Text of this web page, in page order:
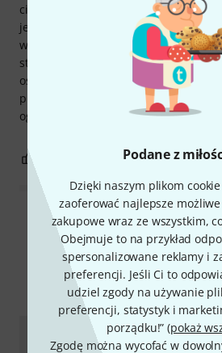
Podane z
Dzięki naszym plikom
zaoferować najlepsze
zakupowe wraz ze wszystkim,
Obejmuje to na przykład
spersonalizowane reklamy i
preferencji. Jeśli Ci to
udziel zgody na używanie
preferencji, statystyk i
porządku!” (pokaż
Zgodę można wycofać w
ciężarem. Mechanizm regulacji jest
jest na stałe ustawiona w najwyższej
wysokość całkowita byłaby pożądana,
starsze dzieci stale potrzebują
osiągnąć wygodną wysokość
prawidłowej postawie. Dlatego
ogólnej oceny. Ławkę gorąco polecam
ZGŁOŚ NADUŻYCIE
Wszystkie
Czy wiesz
Wszystko Poradniki